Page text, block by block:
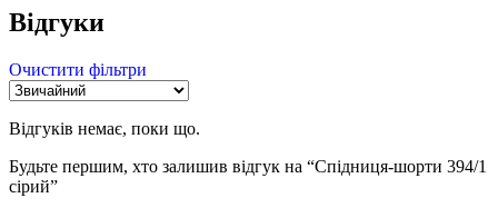
Відгуки
Очистити фільтри
Відгуків немає, поки що.
Будьте першим, хто залишив відгук на “Спідниця-шорти 394/1
сірий”